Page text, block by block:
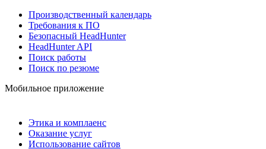
Производственный календарь
Требования к ПО
Безопасный HeadHunter
HeadHunter API
Поиск работы
Поиск по резюме
Мобильное приложение
Этика и комплаенс
Оказание услуг
Использование сайтов